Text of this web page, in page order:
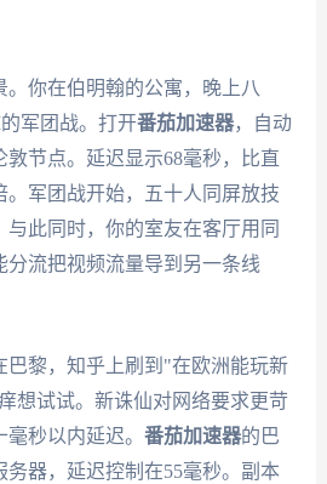
你在伯明翰的公寓，晚上八
军团战。打开番茄加速器，自动
节点。延迟显示68毫秒，比直
。军团战开始，五十人同屏放技
此同时，你的室友在客厅用同
分流把视频流量导到另一条线
巴黎，知乎上刷到"在欧洲能玩新
想试试。新诛仙对网络要求更苛
秒以内延迟。 番茄加速器的巴
务器，延迟控制在55毫秒。副本